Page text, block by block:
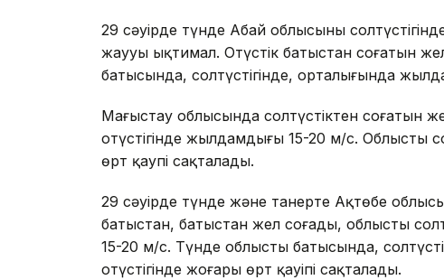
29 сәуірде түнде Абай облысының
жаууы ықтимал. Оңтүстік батыстан соғатын
батысында, солтүстігінде, орталығында
Маңғыстау облысында солтүстіктен соғатын
оңтүстігінде жылдамдығы 15-20 м/с.
өрт қаупі сақталады.
29 сәуірде түнде және танертең Ақтөбе
батыстан, батыстан жел соғады, облыстың
15-20 м/с. Түнде облыстың батысында,
оңтүстігінде жоғары өрт қауіпі сақталады.